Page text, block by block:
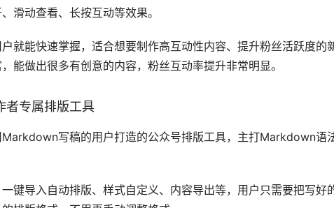
滑动查看、长按互动等效果。
就能快速掌握，适合想要制作高互动性内容、提升粉丝活跃度的
能做出很多有创意的内容，粉丝互动率提升非常明显。
者专属排版工具
写稿的用户打造的公众号排版工具，主打Markdown语
键导入自动排版、样式自定义、内容导出等，用户只需要把写好